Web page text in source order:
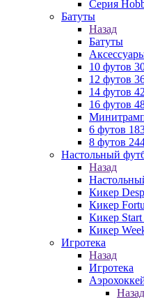
Серия
Батуты
Назад
Батуты
10 футов
12 футов
14 футов
16 футов
6 футов
8 футов
Настольный
Назад
Кикер
Кикер
Кикер
Кикер
Игротека
Назад
Игротека
Назад